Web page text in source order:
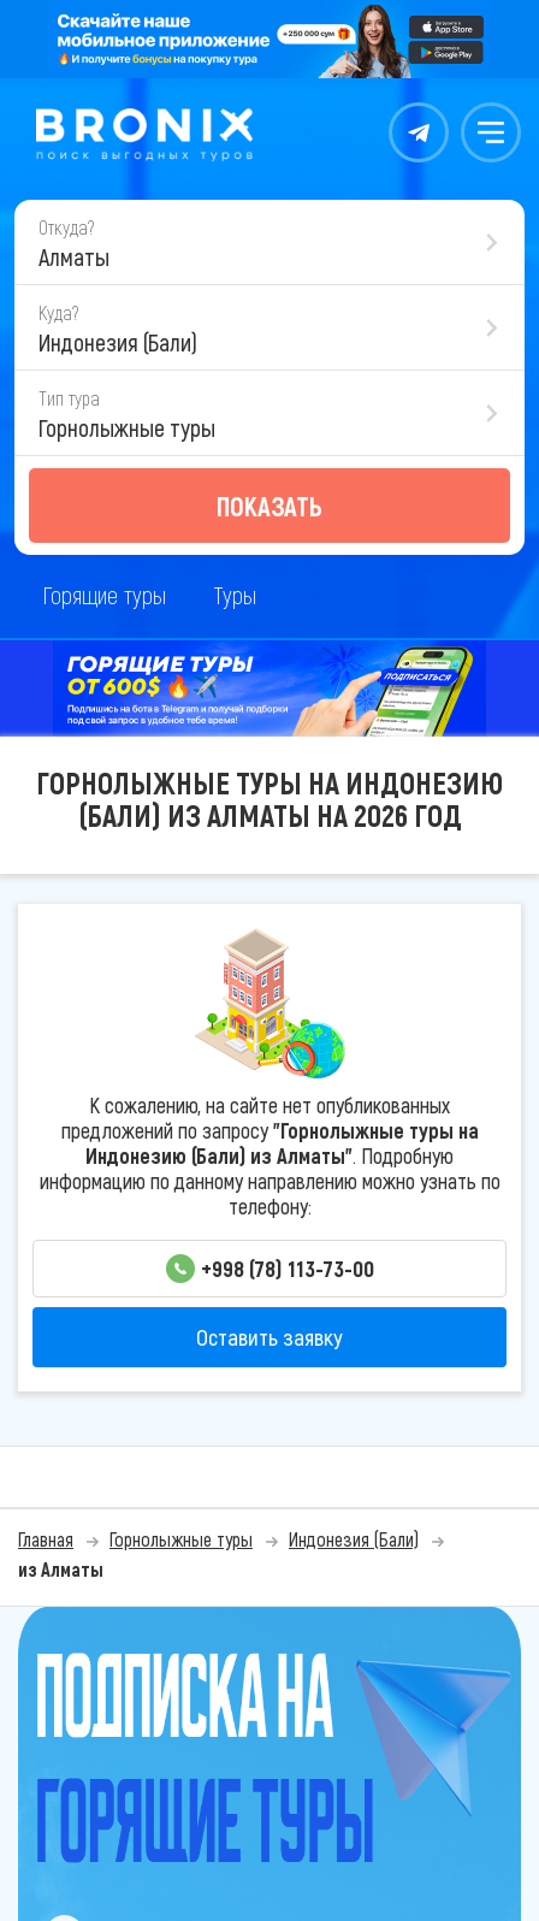
Контакты Меню
Откуда?
Алматы
Куда?
Индонезия (Бали)
Тип тура
Горнолыжные туры
ПОКАЗАТЬ
Горящие туры Туры
ГОРНОЛЫЖНЫЕ ТУРЫ НА ИНДОНЕЗИЮ
(БАЛИ) ИЗ АЛМАТЫ НА 2026 ГОД
К сожалению, на сайте нет опубликованных
предложений по запросу"Горнолыжные туры на
Индонезию (Бали) из Алматы". Подробную
информацию по данному направлению можно узнать по
телефону:
+998 (78) 113-73-00
Оставить заявку
Главная Горнолыжные туры
Индонезия (Бали)
из Алматы